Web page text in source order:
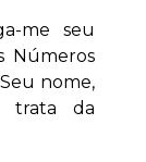
me seu
Números
nome,
trata da